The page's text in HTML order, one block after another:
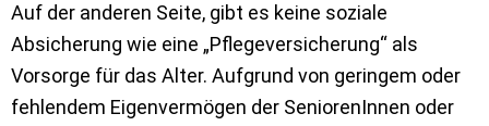
Auf der anderen Seite, gibt es keine soziale
Absicherung wie eine „Pflegeversicherung“ als
Vorsorge für das Alter. Aufgrund von geringem oder
fehlendem Eigenvermögen der SeniorenInnen oder